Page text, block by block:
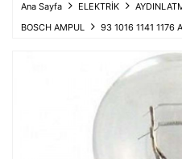
Ana Sayfa ELEKTRİK
BOSCH AMPUL
93 1016 1141 1176